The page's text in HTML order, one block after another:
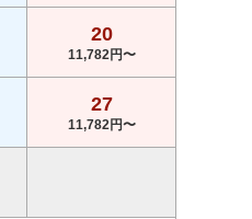
20
11,782円〜
27
11,782円〜